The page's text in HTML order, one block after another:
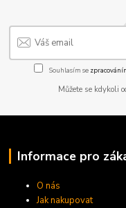
Souhlasím se
Můžete se kdykoli
Informace pro
O nás
Jak nakupovat